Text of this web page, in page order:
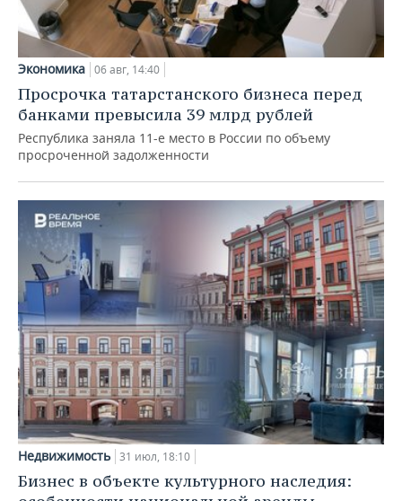
Экономика 06 авг, 14:40
Просрочка татарстанского бизнеса перед
банками превысила 39 млрд рублей
Республика заняла 11-е место в России по объему
просроченной задолженности
Недвижимость 31 июл, 18:10
Бизнес в объекте культурного наследия: